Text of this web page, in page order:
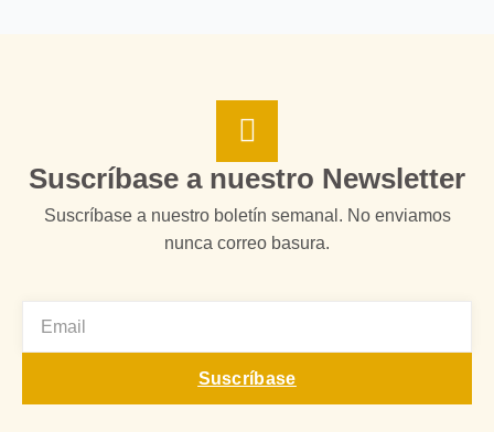
Suscríbase a nuestro Newsletter
Suscríbase a nuestro boletín semanal. No enviamos
nunca correo basura.
Suscríbase